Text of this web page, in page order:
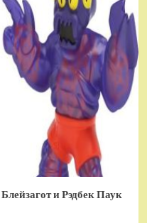
и Рэдбек Паук